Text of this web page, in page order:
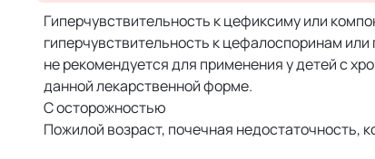
Гиперчувствительность к цефиксиму или
гиперчувствительность к цефалоспоринам
не рекомендуется для применения у детей с
данной лекарственной форме.
С осторожностью
Пожилой возраст, почечная недостаточность,